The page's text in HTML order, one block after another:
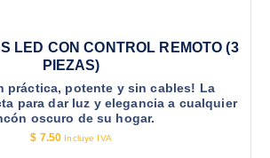
LED CON CONTROL REMOTO (3
PIEZAS)
práctica, potente y sin cables! La
para dar luz y elegancia a cualquier
oscuro de su hogar.
$ 7.50 Incluye IVA